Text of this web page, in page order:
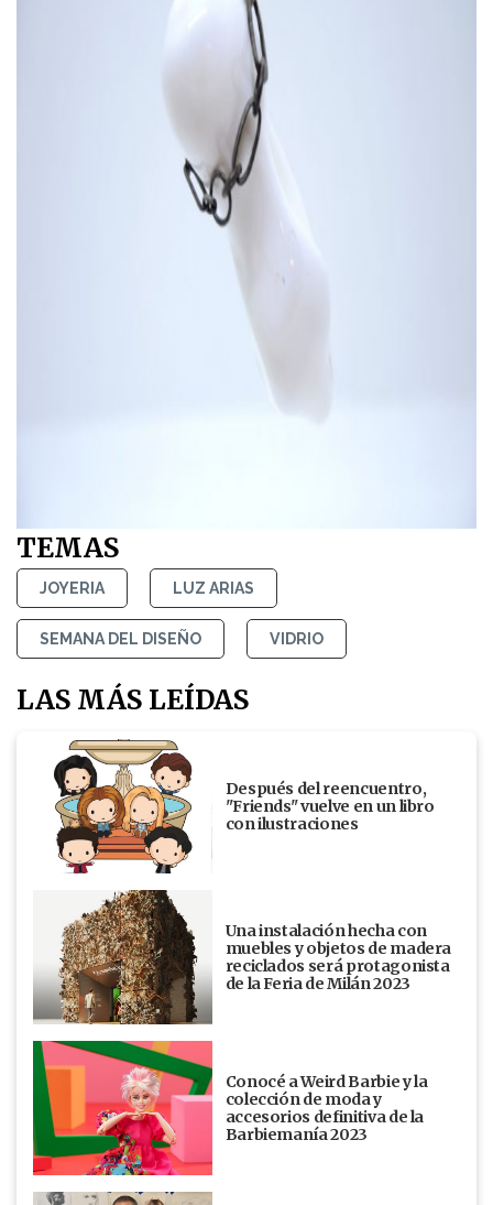
TEMAS
JOYERIA LUZ ARIAS
SEMANA DEL DISEÑO VIDRIO
LAS MÁS LEÍDAS
Después del reencuentro,
"Friends" vuelve en un libro
con ilustraciones
Una instalación hecha con
muebles y objetos de madera
reciclados será protagonista
de la Feria de Milán 2023
Conocé a Weird Barbie y la
colección de moda y
accesorios definitiva de la
Barbiemanía 2023